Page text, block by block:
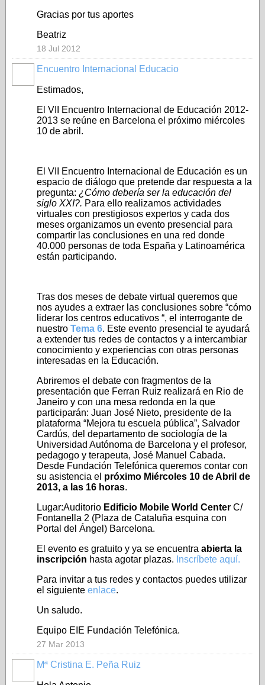
Gracias por tus aportes
Beatriz
18 Jul 2012
Encuentro Internacional Educacio
Estimados,
El VII Encuentro Internacional de Educación 2012-
2013 se reúne en Barcelona el próximo miércoles
10 de abril.
El VII Encuentro Internacional de Educación es un
espacio de diálogo que pretende dar respuesta a la
pregunta: ¿Cómo debería ser la educación del
siglo XXI?. Para ello realizamos actividades
virtuales con prestigiosos expertos y cada dos
meses organizamos un evento presencial para
compartir las conclusiones en una red donde
40.000 personas de toda España y Latinoamérica
están participando.
Tras dos meses de debate virtual queremos que
nos ayudes a extraer las conclusiones sobre “cómo
liderar los centros educativos “, el interrogante de
nuestro Tema 6. Este evento presencial te ayudará
a extender tus redes de contactos y a intercambiar
conocimiento y experiencias con otras personas
interesadas en la Educación.
Abriremos el debate con fragmentos de la
presentación que Ferran Ruiz realizará en Rio de
Janeiro y con una mesa redonda en la que
participarán: Juan José Nieto, presidente de la
plataforma “Mejora tu escuela pública”, Salvador
Cardús, del departamento de sociología de la
Universidad Autónoma de Barcelona y el profesor,
pedagogo y terapeuta, José Manuel Cabada.
Desde Fundación Telefónica queremos contar con
su asistencia el próximo Miércoles 10 de Abril de
2013, a las 16 horas.
Lugar:Auditorio Edificio Mobile World Center C/
Fontanella 2 (Plaza de Cataluña esquina con
Portal del Ángel) Barcelona.
El evento es gratuito y ya se encuentra abierta la
inscripción hasta agotar plazas. Inscríbete aquí.
Para invitar a tus redes y contactos puedes utilizar
el siguiente enlace.
Un saludo.
Equipo EIE Fundación Telefónica.
27 Mar 2013
Mª Cristina E. Peña Ruiz